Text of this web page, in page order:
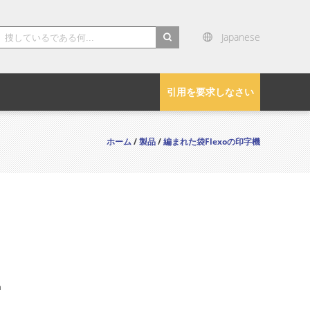
Japanese
引用を要求しなさい
ホーム/製品/編まれた袋Flexoの印字機